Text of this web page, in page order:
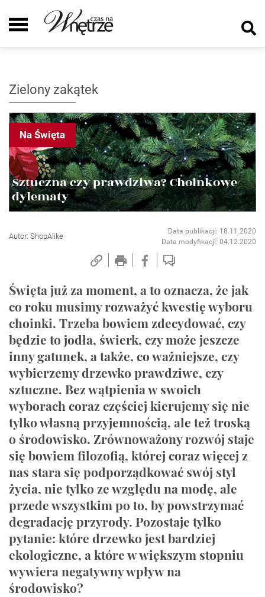
Zielony zakątek
Na Święta
Sztuczna czy prawdziwa? Choinkowe
dylematy
Autor: ShopAlike
Data publikacji: 18.11.2020
Data modyfikacji: 04.12.2020
Święta już za moment, a to oznacza, że jak
co roku musimy rozważyć kwestię wyboru
choinki. Trzeba bowiem zdecydować, czy
będzie to jodła, świerk, czy może jeszcze
inny gatunek, a także, co ważniejsze, czy
wybierzemy drzewko prawdziwe, czy
sztuczne. Bez wątpienia w swoich
wyborach coraz częściej kierujemy się nie
tylko własną przyjemnością, ale też troską
o środowisko. Zrównoważony rozwój staje
się bowiem filozofią, której coraz więcej z
nas stara się podporządkować swój styl
życia, nie tylko ze względu na modę, ale
przede wszystkim po to, by powstrzymać
degradację przyrody. Pozostaje tylko
pytanie: które drzewko jest bardziej
ekologiczne, a które w większym stopniu
wywiera negatywny wpływ na
środowisko?